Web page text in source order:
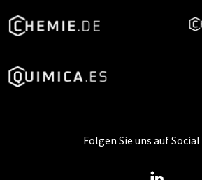
Folgen Sie uns auf Social